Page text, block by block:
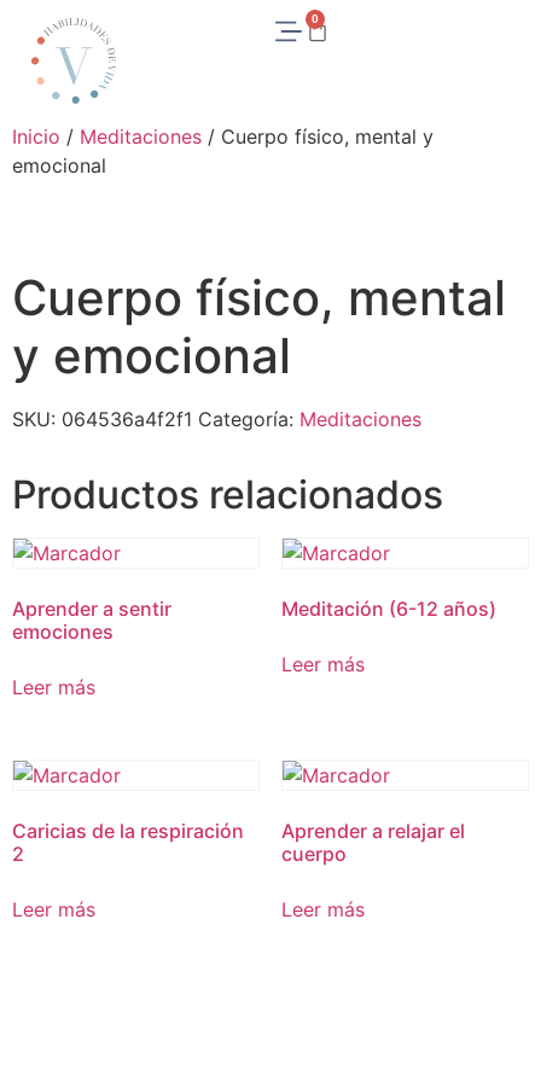
0
Inicio / Meditaciones / Cuerpo físico, mental y
emocional
Cuerpo físico, mental
y emocional
SKU: 064536a4f2f1 Categoría: Meditaciones
Productos relacionados
Aprender a sentir
emociones
Leer más
Meditación (6-12 años)
Leer más
Caricias de la respiración
2
Leer más
Aprender a relajar el
cuerpo
Leer más